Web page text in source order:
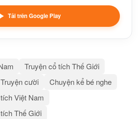
Tải trên Google Play
Truyện cổ tích Thế Giới
Truyện cười
Chuyện kể bé nghe
Việt Nam
Thế Giới